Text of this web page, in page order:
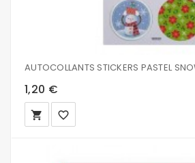
AUTOCOLLANTS STICKERS PASTEL
1,20 €
local_grocery_store favorite_border